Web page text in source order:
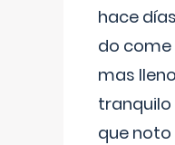
hace
do come
mas
tranquilo
que